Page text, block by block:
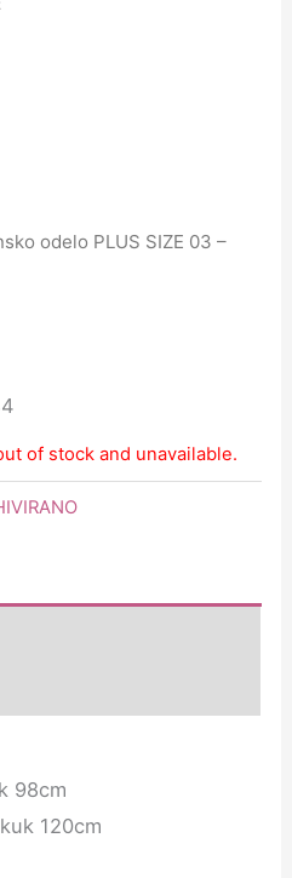
odelo PLUS SIZE 03 –
of stock and unavailable.
98cm
120cm